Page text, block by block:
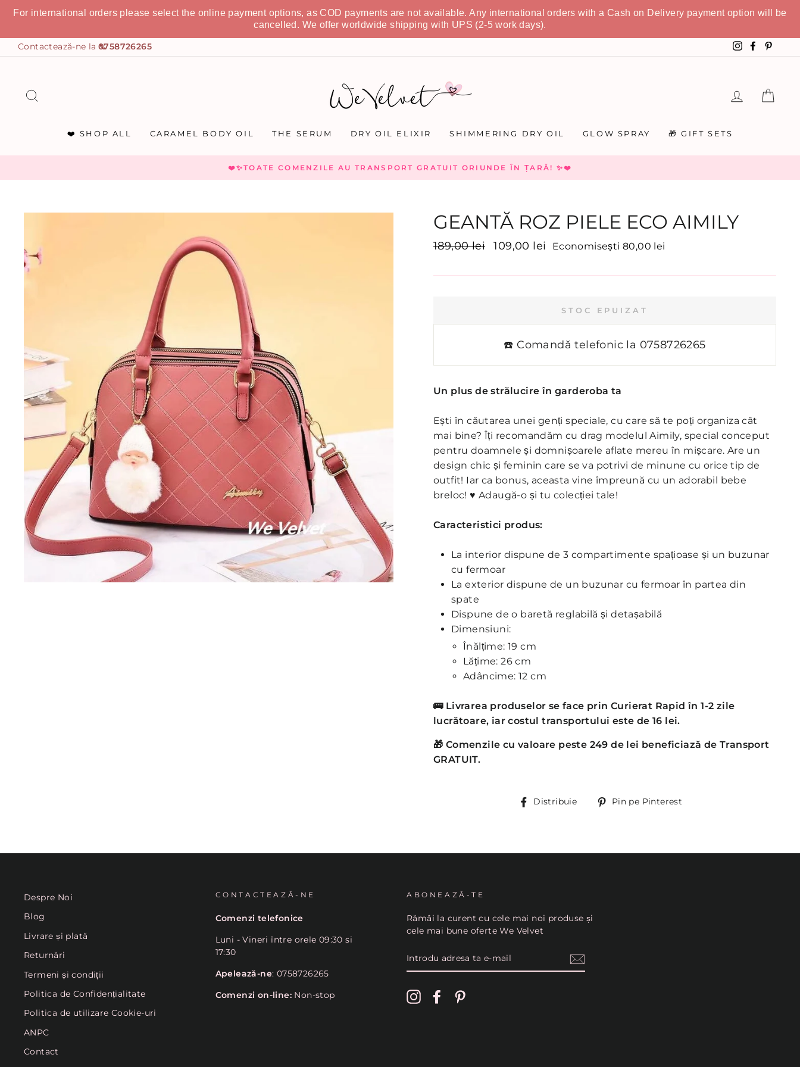
For international orders please select the online payment options, as COD payments are not available. Any international orders with a Cash on Delivery payment option will be
cancelled. We offer worldwide shipping with UPS (2-5 work days).
0758726265 Instagram
Facebook
❤️ SHOP ALL CARAMEL BODY OIL THE SERUM DRY OIL ELIXIR SHIMMERING DRY OIL GLOW SPRAY 🎁 GIFT SETS
❤️✨TOATE COMENZILE AU TRANSPORT GRATUIT ORIUNDE ÎN ȚARĂ! ✨❤️
GEANTĂ ROZ PIELE ECO AIMILY
Preț
189,00 lei
Preț
109,00 lei Economisești 80,00 lei
STOC EPUIZAT
☎️ Comandă telefonic la 0758726265
Un plus de strălucire în garderoba ta
Ești în căutarea unei genți speciale, cu care să te poți organiza cât
mai bine? Îți recomandăm cu drag modelul Aimily, special conceput
pentru doamnele și domnișoarele aflate mereu în mișcare. Are un
design chic și feminin care se va potrivi de minune cu orice tip de
outfit! Iar ca bonus, aceasta vine împreună cu un adorabil bebe
breloc! ♥ Adaugă-o și tu colecției tale!
Caracteristici produs:
La interior dispune de 3 compartimente spațioase și un buzunar
cu fermoar
La exterior dispune de un buzunar cu fermoar în partea din
spate
Dispune de o baretă reglabilă și detașabilă
Dimensiuni:
Înălțime: 19 cm
Lățime: 26 cm
Adâncime: 12 cm
🚌 Livrarea produselor se face prin Curierat Rapid în 1-2 zile
lucrătoare, iar costul transportului este de 16 lei.
🎁 Comenzile cu valoare peste 249 de lei beneficiază de Transport
GRATUIT.
Distribuie DistribuiePin pe Pinterest
Despre Noi
Blog
Livrare și plată
Returnări
Termeni și condiții
Politica de Confidențialitate
Politica de utilizare Cookie-uri
ANPC
Contact
CONTACTEAZĂ-NE
Comenzi telefonice
Luni - Vineri între orele 09:30 si
17:30
Apelează-ne: 0758726265
Comenzi on-line: Non-stop
ABONEAZĂ-TE
Rămâi la curent cu cele mai noi produse și
cele mai bune oferte We Velvet
ADRESA
TA
MAIL
InstagramFacebook